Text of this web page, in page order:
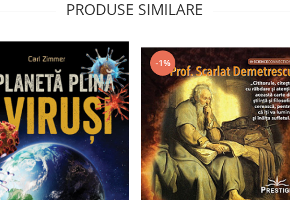
PRODUSE SIMILARE
-1%